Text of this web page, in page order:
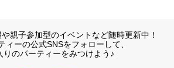
親子参加型のイベントなど随時更新中！
ィーの公式SNSをフォローして、
りのパーティーをみつけよう♪